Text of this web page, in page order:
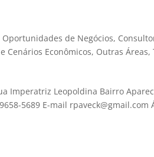
de Negócios,
Cenários Econômicos, Outras Áreas,
Imperatriz Leopoldina Bairro
5689 E-mail rpaveck@gmail.com